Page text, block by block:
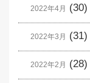
2022年4月 (30)
2022年3月 (31)
2022年2月 (28)